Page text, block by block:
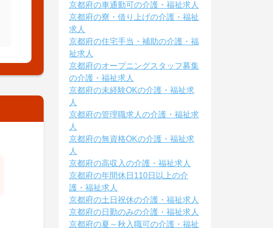
京都府の車通勤可の介護・福祉求人
京都府の寮・借り上げの介護・福祉
求人
京都府の住宅手当・補助の介護・福
祉求人
京都府のオープニングスタッフ募集
の介護・福祉求人
京都府の未経験OKの介護・福祉求
人
京都府の管理職求人の介護・福祉求
人
京都府の無資格OKの介護・福祉求
人
京都府の高収入の介護・福祉求人
京都府の年間休日110日以上の介
護・福祉求人
京都府の土日祝休の介護・福祉求人
京都府の日勤のみの介護・福祉求人
京都府の夏～秋入職可の介護・福祉